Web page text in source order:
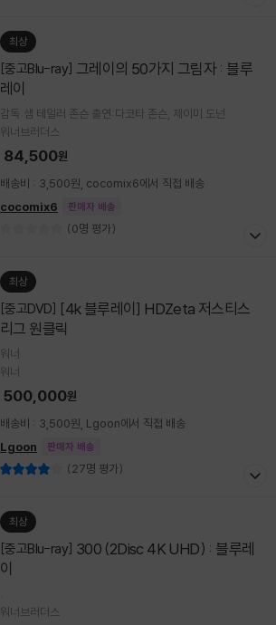
최상
[중고Blu-ray]
레이
감독:샘 테일러 존슨 출연:다코타 존슨, 제이미 도넌
워너브러더스
84,500원
배송비 : 3,500원, cocomix6에서 직접 배송
cocomix6
판매자 배송
(0명 평가)
최상
[중고DVD]
리그 원클릭
워너
워너
500,000원
배송비 : 3,500원, Lgoon에서 직접 배송
Lgoon
판매자 배송
(27명 평가)
최상
[중고Blu-ray]
이
워너브러더스